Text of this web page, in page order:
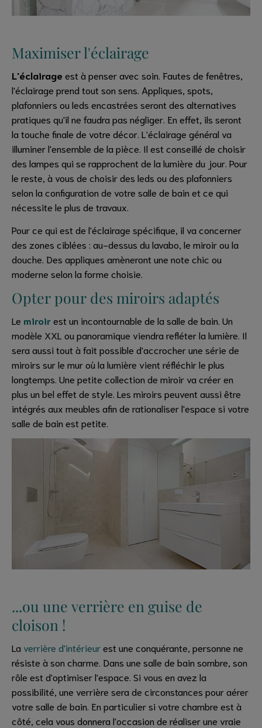
Maximiser l'éclairage
L'éclairageest à penser avec soin. Fautes de fenêtres,
l'éclairage prend tout son sens. Appliques, spots,
plafonniers ou leds encastrées seront des alternatives
pratiques qu'il ne faudra pas négliger. En effet, ils seront
la touche finale de votre décor. L'éclairage général va
illuminer l'ensemble de la pièce. Il est conseillé de choisir
des lampes qui se rapprochent de la lumière du jour. Pour
le reste, à vous de choisir des leds ou des plafonniers
selon la configuration de votre salle de bain et ce qui
nécessite le plus de travaux.
Pour ce qui est de l'éclairage spécifique, il va concerner
des zones ciblées : au-dessus du lavabo, le miroir ou la
douche. Des appliques amèneront une note chic ou
moderne selon la forme choisie.
Opter pour des miroirs adaptés
Le miroirest un incontournable de la salle de bain. Un
modèle XXL ou panoramique viendra refléter la lumière. Il
sera aussi tout à fait possible d'accrocher une série de
miroirs sur le mur où la lumière vient réfléchir le plus
longtemps. Une petite collection de miroir va créer en
plus un bel effet de style. Les miroirs peuvent aussi être
intégrés aux meubles afin de rationaliser l'espace si votre
salle de bain est petite.
...ou une verrière en guise de
cloison !
La verrière d'intérieurest une conquérante, personne ne
résiste à son charme. Dans une salle de bain sombre, son
rôle est d'optimiser l'espace. Si vous en avez la
possibilité, une verrière sera de circonstances pour aérer
votre salle de bain. En particulier si votre chambre est à
côté, cela vous donnera l'occasion de réaliser une vraie